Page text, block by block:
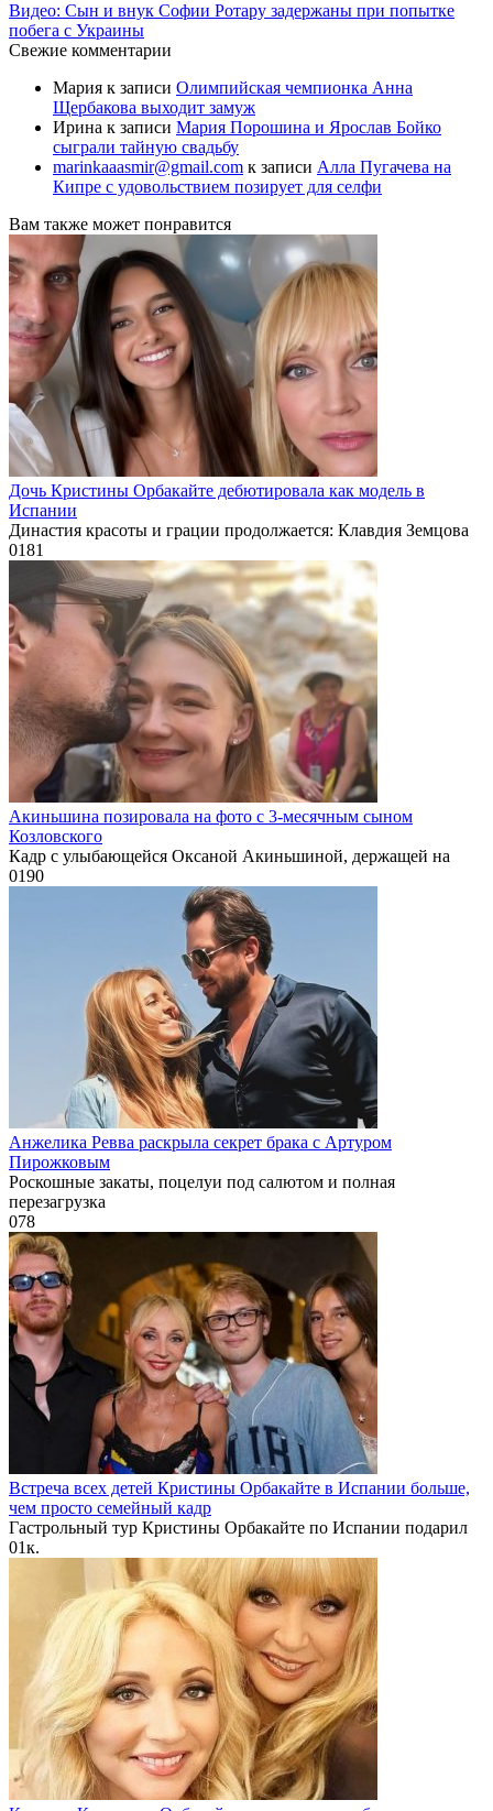
Видео: Сын и внук Софии Ротару задержаны при попытке
побега с Украины
Свежие комментарии
Мария к записи Олимпийская чемпионка Анна
Щербакова выходит замуж
Ирина к записи Мария Порошина и Ярослав Бойко
сыграли тайную свадьбу
marinkaaasmir@gmail.com к записи Алла Пугачева на
Кипре с удовольствием позирует для селфи
Вам также может понравится
Дочь Кристины Орбакайте дебютировала как модель в
Испании
Династия красоты и грации продолжается: Клавдия Земцова
0181
Акиньшина позировала на фото с 3-месячным сыном
Козловского
Кадр с улыбающейся Оксаной Акиньшиной, держащей на
0190
Анжелика Ревва раскрыла секрет брака с Артуром
Пирожковым
Роскошные закаты, поцелуи под салютом и полная
перезагрузка
078
Встреча всех детей Кристины Орбакайте в Испании больше,
чем просто семейный кадр
Гастрольный тур Кристины Орбакайте по Испании подарил
01к.